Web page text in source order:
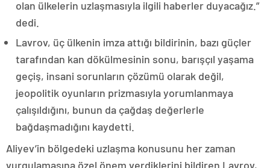
olan ülkelerin uzlaşmasıyla ilgili haberler duyacağız.”
dedi.
Lavrov, üç ülkenin imza attığı bildirinin, bazı güçler
tarafından kan dökülmesinin sonu, barışçıl yaşama
geçiş, insani sorunların çözümü olarak değil,
jeopolitik oyunların prizmasıyla yorumlanmaya
çalışıldığını, bunun da çağdaş değerlerle
bağdaşmadığını kaydetti.
Aliyev’in bölgedeki uzlaşma konusunu her zaman
vurgulamasına özel önem verdiklerini bildiren Lavrov,